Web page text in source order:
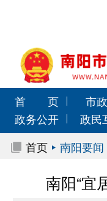
首 页 市
政务公开
政民
首页
南阳要闻
南阳“宜